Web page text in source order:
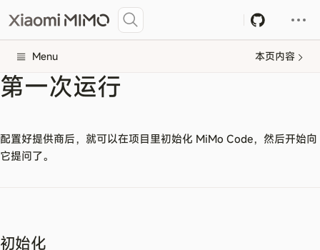
Menu 本页内容
第一次运行
配置好提供商后，就可以在项目里初始化 MiMo Code，然后开始向
它提问了。
初始化